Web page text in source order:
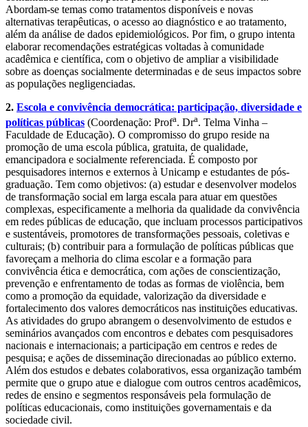
Abordam-se temas como tratamentos disponíveis e novas
alternativas terapêuticas, o acesso ao diagnóstico e ao tratamento,
além da análise de dados epidemiológicos. Por fim, o grupo intenta
elaborar recomendações estratégicas voltadas à comunidade
acadêmica e científica, com o objetivo de ampliar a visibilidade
sobre as doenças socialmente determinadas e de seus impactos sobre
as populações negligenciadas.
2. Escola e convivência democrática: participação, diversidade e
políticas públicas (Coordenação: Profa. Dra. Telma Vinha –
Faculdade de Educação). O compromisso do grupo reside na
promoção de uma escola pública, gratuita, de qualidade,
emancipadora e socialmente referenciada. É composto por
pesquisadores internos e externos à Unicamp e estudantes de pós-
graduação. Tem como objetivos: (a) estudar e desenvolver modelos
de transformação social em larga escala para atuar em questões
complexas, especificamente a melhoria da qualidade da convivência
em redes públicas de educação, que incluam processos participativos
e sustentáveis, promotores de transformações pessoais, coletivas e
culturais; (b) contribuir para a formulação de políticas públicas que
favoreçam a melhoria do clima escolar e a formação para
convivência ética e democrática, com ações de conscientização,
prevenção e enfrentamento de todas as formas de violência, bem
como a promoção da equidade, valorização da diversidade e
fortalecimento dos valores democráticos nas instituições educativas.
As atividades do grupo abrangem o desenvolvimento de estudos e
seminários avançados com encontros e debates com pesquisadores
nacionais e internacionais; a participação em centros e redes de
pesquisa; e ações de disseminação direcionadas ao público externo.
Além dos estudos e debates colaborativos, essa organização também
permite que o grupo atue e dialogue com outros centros acadêmicos,
redes de ensino e segmentos responsáveis pela formulação de
políticas educacionais, como instituições governamentais e da
sociedade civil.